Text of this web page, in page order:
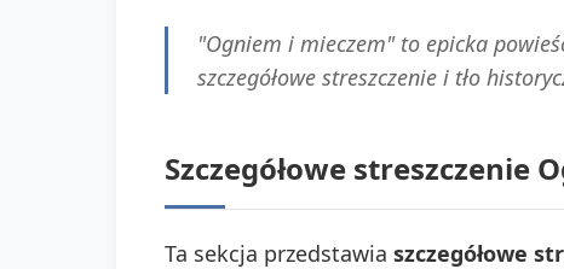
"Ogniem i mieczem" to epicka
szczegółowe streszczenie i tło
Szczegółowe
Ta sekcja przedstawia szczegółowe